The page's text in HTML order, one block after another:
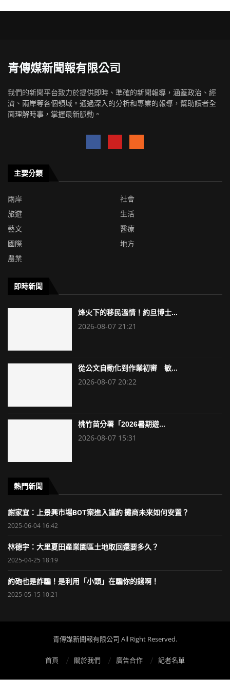
青傳媒新聞報有限公司
我們的新聞平台致力於提供即時、準確的新聞報導，涵蓋政治、經
濟、兩岸等各個領域。通過深入的分析和專業的報導，幫助讀者全
面理解時事，掌握最新脈動。
主要分類
兩岸
社會
旅遊
生活
藝文
醫療
國際
地方
農業
即時新聞
烽火下的移民溫情！約旦博士...
2026-08-07 21:21
從公文自動化到作業初審 敏...
2026-08-07 20:22
桃竹苗分署「2026暑期遊...
2026-08-07 15:31
熱門新聞
謝家宜：上景興市場BOT案進入議約 攤商未來如何安置？
2025-06-04 16:42
林德宇：大里夏田產業園區土地取回還要多久？
2025-04-25 18:19
約砲也是詐騙！是利用「小頭」在騙你的錢啊！
2025-05-15 10:21
青傳媒新聞報有限公司 All Right Reserved.
首頁 關於我們 廣告合作 記者名單